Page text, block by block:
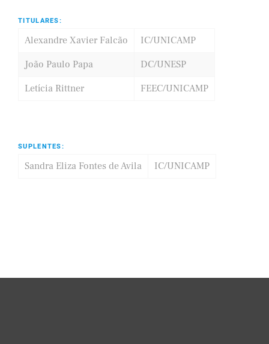
TITULARES:
Alexandre Xavier Falcão
IC/UNICAMP
João Paulo Papa
DC/UNESP
Letícia Rittner
FEEC/UNICAMP
SUPLENTES:
Sandra Eliza Fontes de Avila IC/UNICAMP